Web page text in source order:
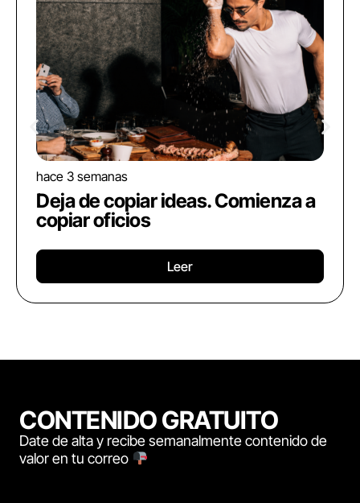
hace 3 semanas
Deja de copiar ideas. Comienza a
copiar oficios
Leer
CONTENIDO GRATUITO
Date de alta y recibe semanalmente contenido de
valor en tu correo